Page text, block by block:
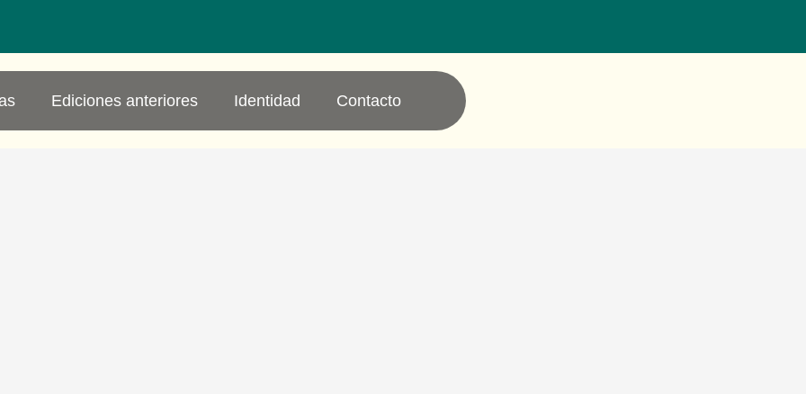
Ediciones anteriores Identidad Contacto